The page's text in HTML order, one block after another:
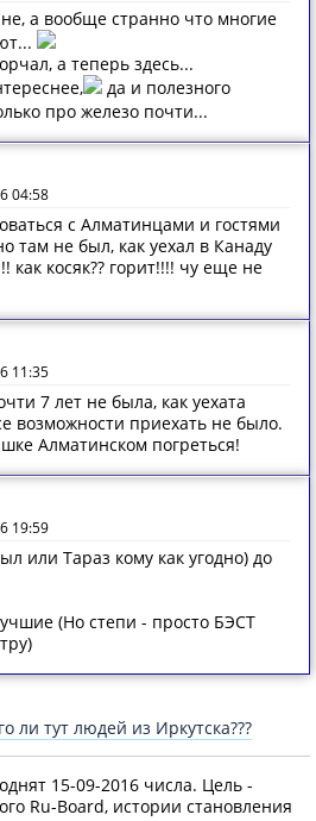
а вообще странно что многие
а теперь здесь...
да и полезного
про железо почти...
04:58
с Алматинцами и гостями
там не был, как уехал в Канаду
как косяк?? горит!!!! чу еще не
11:35
7 лет не была, как уехата
возможности приехать не было.
Алматинском погреться!
19:59
или Тараз кому как угодно) до
(Но степи - просто БЭСТ
ли тут людей из Иркутска???
15-09-2016 числа. Цель -
Ru-Board, истории становления